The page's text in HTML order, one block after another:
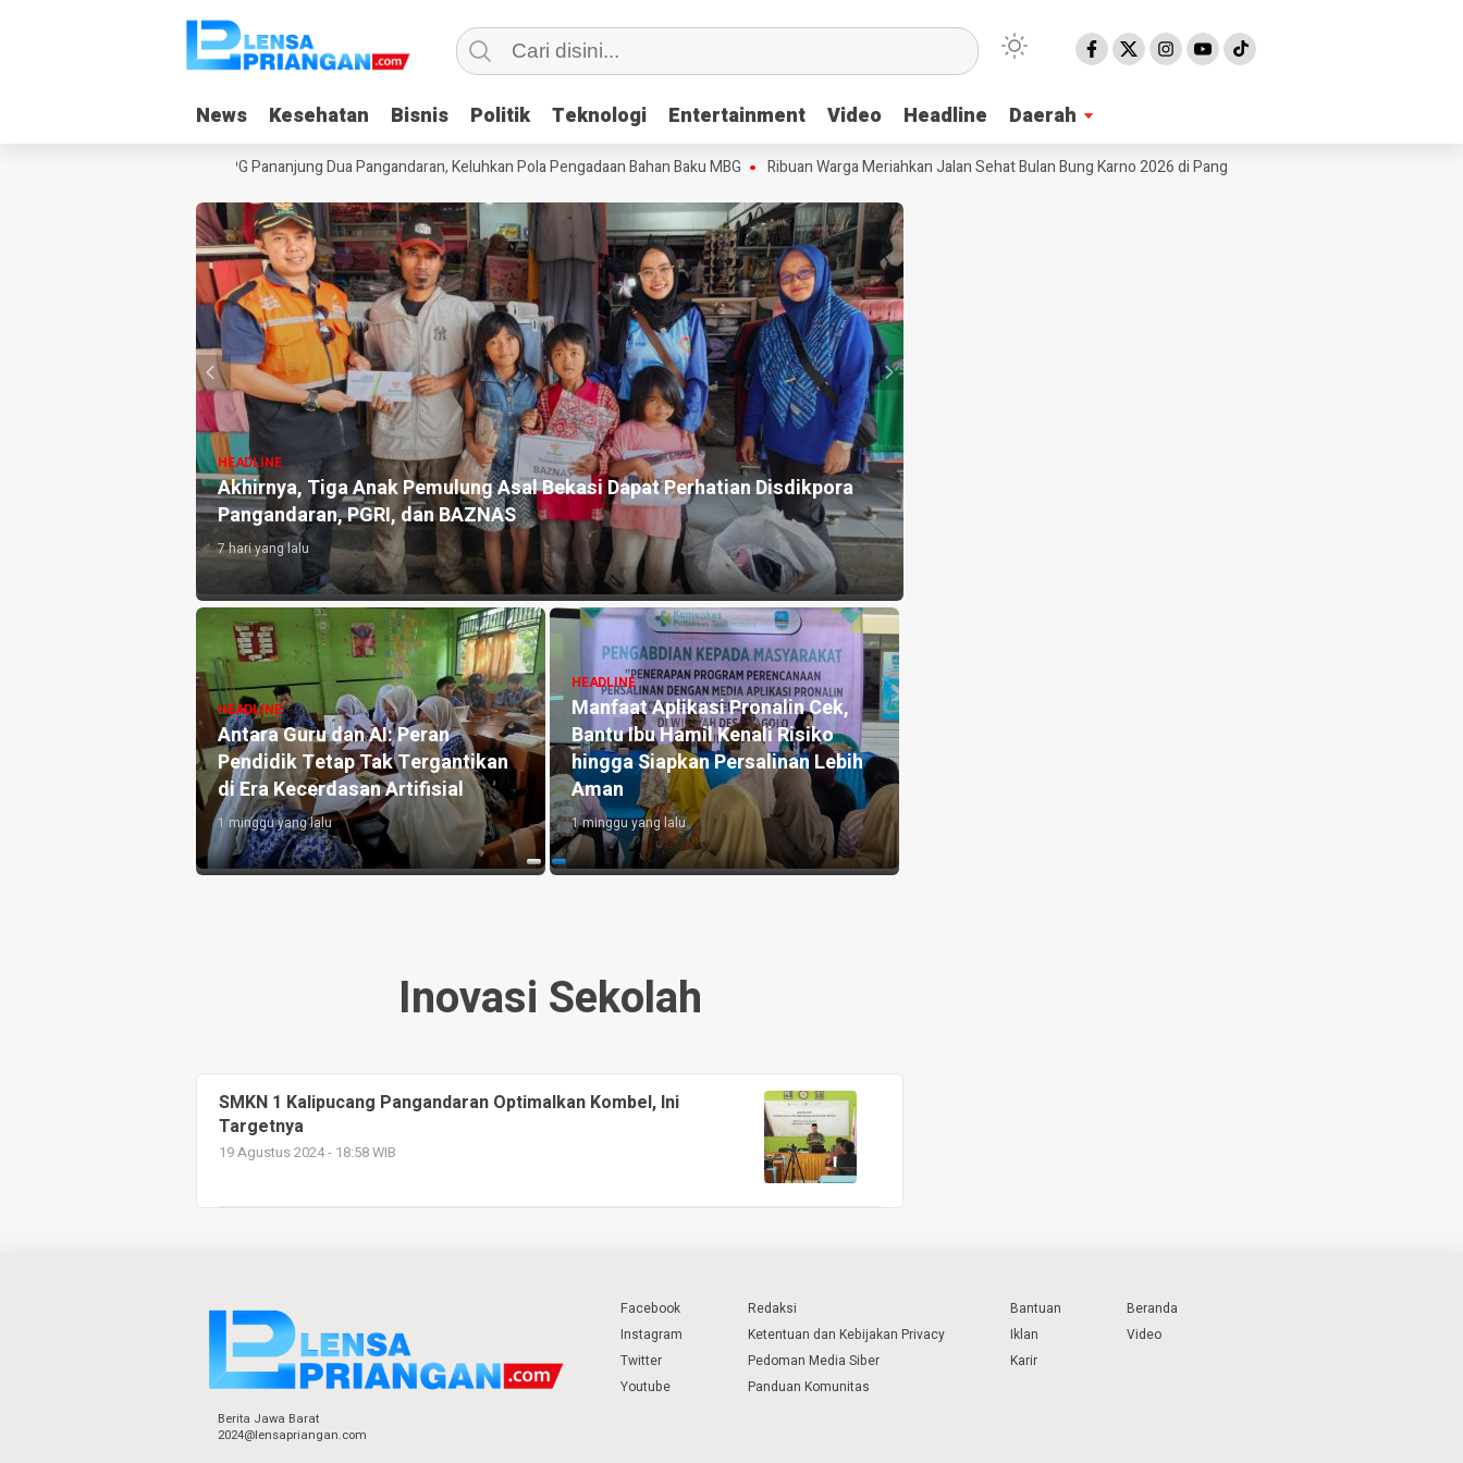
News Kesehatan Bisnis Politik Teknologi Entertainment Video Headline Daerah
News Kesehatan Bisnis Politik Teknologi Entertainment Video Headline Daerah
Warga Sekitar SPPG Pananjung Dua Pangandaran, Keluhkan Pola Pengadaan Bahan Baku MBG Ribuan Warga Meriahkan Jalan Sehat Bulan Bung Karno 2026 di Pangandaran, Edukasi Pancasila hingga
HEADLINE
Akhirnya, Tiga Anak Pemulung Asal Bekasi Dapat Perhatian Disdikpora
Pangandaran, PGRI, dan BAZNAS
7 hari yang lalu
HEADLINE
Antara Guru dan AI: Peran
Pendidik Tetap Tak Tergantikan
di Era Kecerdasan Artifisial
1 minggu yang lalu
HEADLINE
Manfaat Aplikasi Pronalin Cek,
Bantu Ibu Hamil Kenali Risiko
hingga Siapkan Persalinan Lebih
Aman
1 minggu yang lalu
Inovasi Sekolah
SMKN 1 Kalipucang Pangandaran Optimalkan Kombel, Ini
Targetnya
19 Agustus 2024 - 18:58 WIB
Berita Jawa Barat
2024@lensapriangan.com
Facebook
Instagram
Twitter
Youtube
Redaksi
Ketentuan dan Kebijakan Privacy
Pedoman Media Siber
Panduan Komunitas
Bantuan
Iklan
Karir
Beranda
Video